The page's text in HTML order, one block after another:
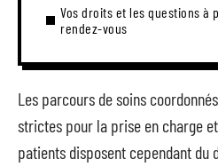
Vos droits et les questions à
rendez-vous
Les parcours de soins
strictes pour la prise en charge
patients disposent cependant du